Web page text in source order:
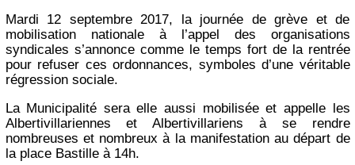
Mardi 12 septembre 2017, la journée de grève et de
mobilisation nationale à l’appel des organisations
syndicales s’annonce comme le temps fort de la rentrée
pour refuser ces ordonnances, symboles d’une véritable
régression sociale.
La Municipalité sera elle aussi mobilisée et appelle les
Albertivillariennes et Albertivillariens à se rendre
nombreuses et nombreux à la manifestation au départ de
la place Bastille à 14h.